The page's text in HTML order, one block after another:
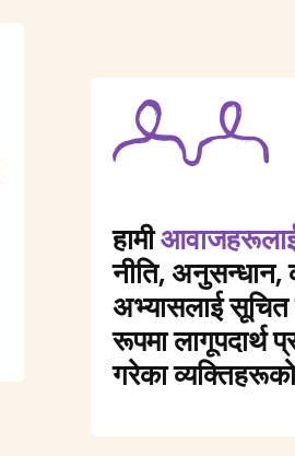
हामीआवाजहरूलाई
नीति, अनुसन्धान,
अभ्यासलाई सूचित
रूपमा लागूपदार्थ
गरेका